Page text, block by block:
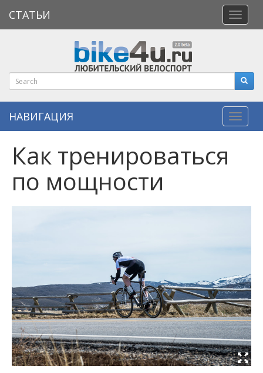
меню
СТАТЬИ
НАВИГАЦИЯ
​Как тренироваться
по мощности